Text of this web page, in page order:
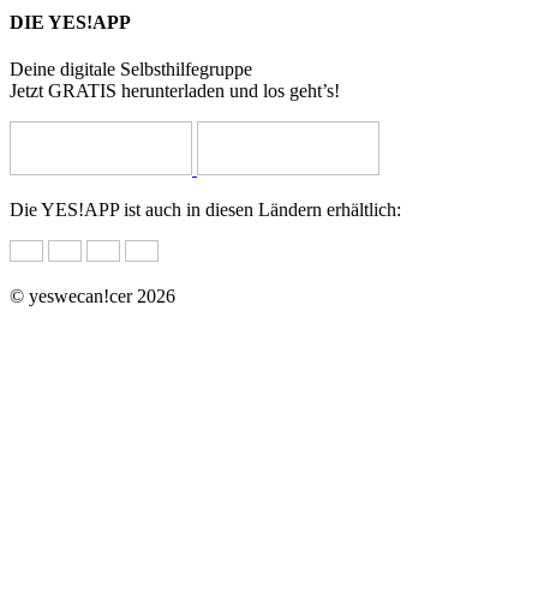
DIE YES!APP
Deine digitale Selbsthilfegruppe
Jetzt GRATIS herunterladen und los geht’s!
Die YES!APP ist auch in diesen Ländern erhältlich:
© yeswecan!cer 2026